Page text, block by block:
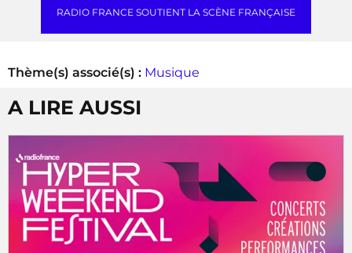
RADIO FRANCE SOUTIENT LA SCÈNE FRANÇAISE
Thème(s) associé(s) : Musique
A LIRE AUSSI